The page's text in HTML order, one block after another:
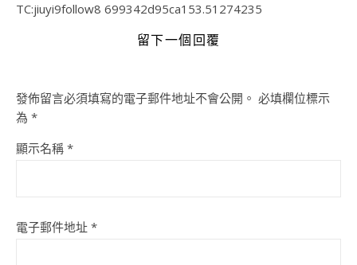
TC:jiuyi9follow8 699342d95ca153.51274235
留下一個回覆
發佈留言必須填寫的電子郵件地址不會公開。 必填欄位標示
為 *
顯示名稱 *
電子郵件地址 *